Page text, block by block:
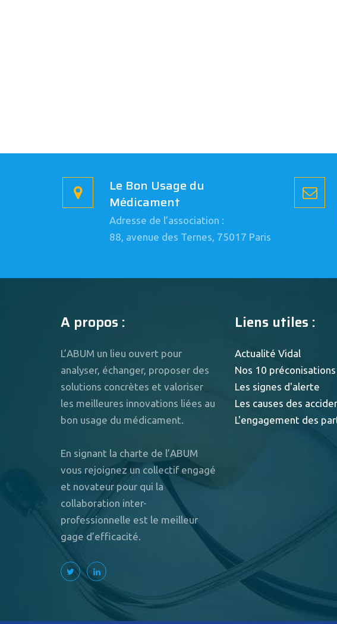
Le Bon Usage du
Médicament
Adresse de l’association :
88, avenue des Ternes, 75017 Paris
A propos :
L’ABUM un lieu ouvert pour
analyser, échanger, proposer des
solutions concrètes et valoriser
les meilleures innovations liées au
bon usage du médicament.
En signant la charte de l’ABUM
vous rejoignez un collectif engagé
et novateur pour qui la
collaboration inter-
professionnelle est le meilleur
gage d’efficacité.
Liens utiles :
Actualité Vidal
Nos 10 préconisations
Les signes d'alerte
Les causes des
L'engagement des